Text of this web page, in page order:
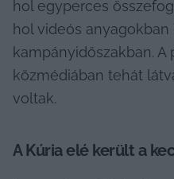
hol egyperces
hol videós
kampányidőszakban.
közmédiában tehát
voltak.
A Kúria elé került a